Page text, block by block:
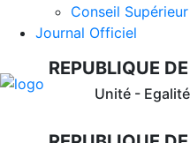
Conseil
Journal Officiel
REPUBLIQUE
Unité -